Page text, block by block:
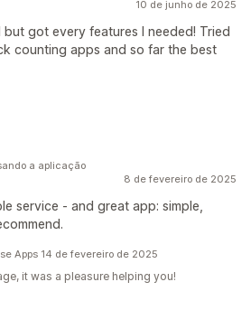
10 de junho de 2025
got every features I needed! Tried
counting apps and so far the best
8 de fevereiro de 2025
service - and great app: simple,
a aplicação
Apps 14 de fevereiro de 2025
it was a pleasure helping you!